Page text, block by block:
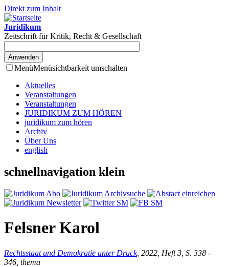
Direkt zum Inhalt
Juridikum
Zeitschrift für Kritik, Recht & Gesellschaft
MenüMenüsichtbarkeit umschalten
Aktuelles
Veranstaltungen
Veranstaltungen
JURIDIKUM ZUM HÖREN
juridikum zum hören
Archiv
Über Uns
english
schnellnavigation klein
Felsner Karol
Rechtsstaat und Demokratie unter Druck, 2022, Heft 3, S. 338 -
346, thema